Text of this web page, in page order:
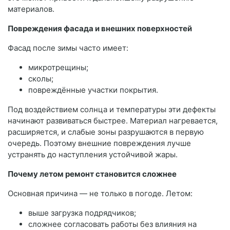
материалов.
Повреждения фасада и внешних поверхностей
Фасад после зимы часто имеет:
микротрещины;
сколы;
повреждённые участки покрытия.
Под воздействием солнца и температуры эти дефекты
начинают развиваться быстрее. Материал нагревается,
расширяется, и слабые зоны разрушаются в первую
очередь. Поэтому внешние повреждения лучше
устранять до наступления устойчивой жары.
Почему летом ремонт становится сложнее
Основная причина — не только в погоде. Летом:
выше загрузка подрядчиков;
сложнее согласовать работы без влияния на